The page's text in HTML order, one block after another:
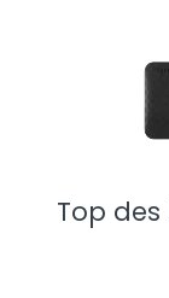
Top des